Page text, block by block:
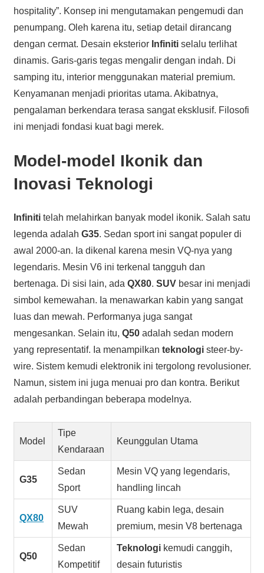
hospitality”. Konsep ini mengutamakan pengemudi dan
penumpang. Oleh karena itu, setiap detail dirancang
dengan cermat. Desain eksterior Infinitiselalu terlihat
dinamis. Garis-garis tegas mengalir dengan indah. Di
samping itu, interior menggunakan material premium.
Kenyamanan menjadi prioritas utama. Akibatnya,
pengalaman berkendara terasa sangat eksklusif. Filosofi
ini menjadi fondasi kuat bagi merek.
Model-model Ikonik dan
Inovasi Teknologi
Infinititelah melahirkan banyak model ikonik. Salah satu
legenda adalah G35. Sedan sport ini sangat populer di
awal 2000-an. Ia dikenal karena mesin VQ-nya yang
legendaris. Mesin V6 ini terkenal tangguh dan
bertenaga. Di sisi lain, ada QX80. SUVbesar ini menjadi
simbol kemewahan. Ia menawarkan kabin yang sangat
luas dan mewah. Performanya juga sangat
mengesankan. Selain itu, Q50adalah sedan modern
yang representatif. Ia menampilkan teknologisteer-by-
wire. Sistem kemudi elektronik ini tergolong revolusioner.
Namun, sistem ini juga menuai pro dan kontra. Berikut
adalah perbandingan beberapa modelnya.
Model
Tipe
Kendaraan
Keunggulan Utama
G35
Sedan
Sport
Mesin VQ yang legendaris,
handling lincah
QX80
SUV
Mewah
Ruang kabin lega, desain
premium, mesin V8 bertenaga
Q50
Sedan
Kompetitif
Teknologi kemudi canggih,
desain futuristis